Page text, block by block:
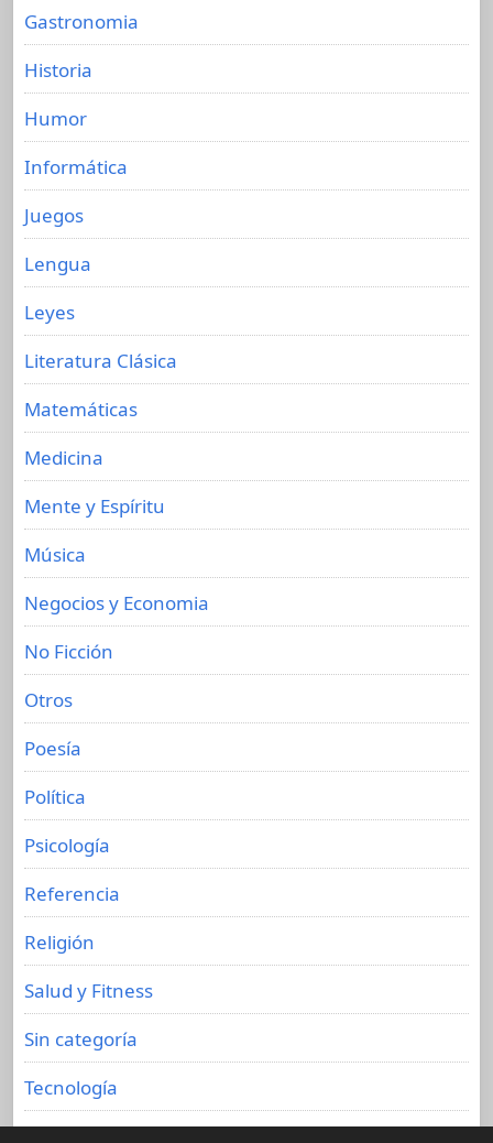
Gastronomia
Historia
Humor
Informática
Juegos
Lengua
Leyes
Literatura Clásica
Matemáticas
Medicina
Mente y Espíritu
Música
Negocios y Economia
No Ficción
Otros
Poesía
Política
Psicología
Referencia
Religión
Salud y Fitness
Sin categoría
Tecnología